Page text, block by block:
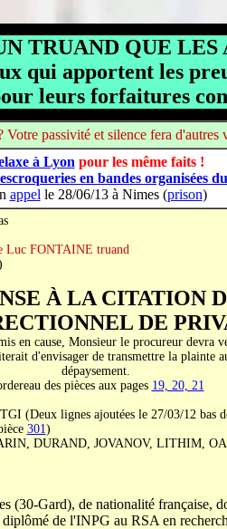
TRUAND QUE LES
qui apportent les
leurs forfaitures
Votre passivité et silence fera d'autres
à Lyon pour les même faits !
en bandes organisées
appel le 28/06/13 à Nimes(prison)
Luc FONTAINE truand
À LA CITATION
DE
en cause, Monsieur le procureur devra
d'envisager de transmettre la plainte
dépaysement.
des pièces aux pages 19, 20, 21
(Deux lignes ajoutées le 27/03/12 bas
301)
DURAND, JOVANOV, LITHIM,
(30-Gard), de nationalité française,
de l'INPG au RSA en